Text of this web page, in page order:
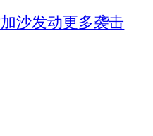
沙发动更多袭击